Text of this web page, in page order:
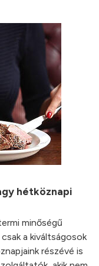
hétköznapi
minőségű
a kiváltságosok
részévé is